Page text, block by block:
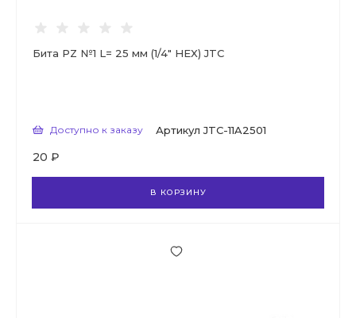
Бита PZ №1 L= 25 мм (1/4" HEX) JTC
Доступно к заказу Артикул JTC-11A2501
20 ₽
В КОРЗИНУ